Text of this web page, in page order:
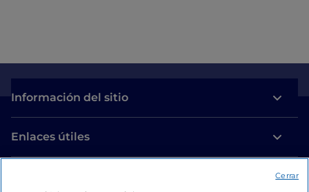
Información del sitio
Enlaces útiles
Cerrar